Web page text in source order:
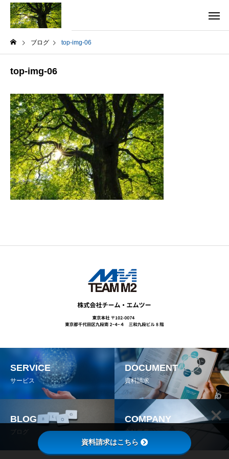
ブログ top-img-06
top-img-06
SERVICE
サービス
DOCUMENT
資料請求
BLOG
ブログ
COMPANY
会社概要
資料請求はこちら